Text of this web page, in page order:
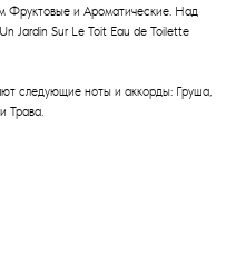
Фруктовые и Ароматические. Над
Jardin Sur Le Toit Eau de Toilette
следующие ноты и аккорды: Груша,
Трава.